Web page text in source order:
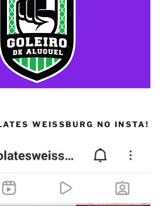
WEISSBURG NO INSTA!